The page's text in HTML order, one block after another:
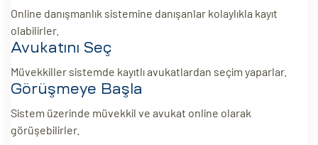
Online danışmanlık sistemine danışanlar kolaylıkla kayıt
olabilirler.
Avukatını Seç
Müvekkiller sistemde kayıtlı avukatlardan seçim yaparlar.
Görüşmeye Başla
Sistem üzerinde müvekkil ve avukat online olarak
görüşebilirler.